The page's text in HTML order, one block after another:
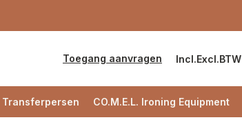
Toegang aanvragen Incl.Excl.BTW
Transferpersen CO.M.E.L. Ironing Equipment